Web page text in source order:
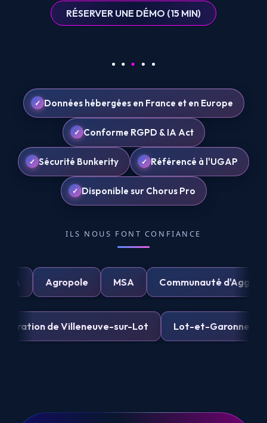
RÉSERVER UNE DÉMO (15 MIN)
Données hébergées en France et en Europe
Conforme RGPD & IA Act
Sécurité Bunkerity Référencé à l'UGAP
Disponible sur Chorus Pro
ILS NOUS FONT CONFIANCE
UPSA Agropole MSA Communauté
de Villeneuve-sur-Lot Lot-et-Garonne